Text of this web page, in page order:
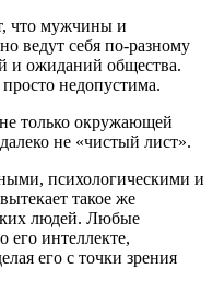
что мужчины и
ведут себя по-разному
и ожиданий общества.
недопустима.
только окружающей
не «чистый лист».
психологическими и
такое же
людей. Любые
его интеллекте,
его с точки зрения